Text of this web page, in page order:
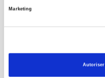
Marketing
FOREIGN RIGHTS
MON COMPTE